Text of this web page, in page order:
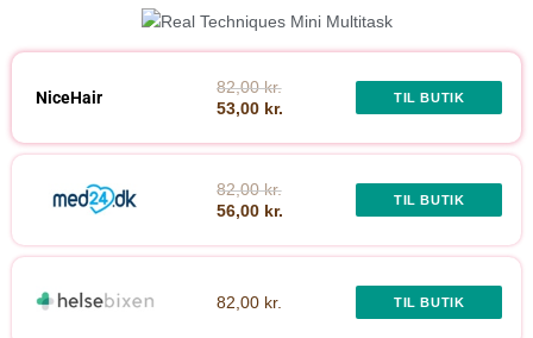
NiceHair
82,00 kr.
53,00 kr.
TIL BUTIK
82,00 kr.
56,00 kr.
TIL BUTIK
82,00 kr. TIL BUTIK